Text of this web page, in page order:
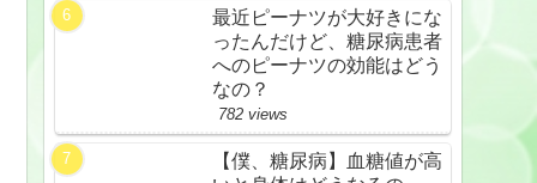
最近ピーナツが大好きにな
ったんだけど、糖尿病患者
へのピーナツの効能はどう
なの？
782 views
【僕、糖尿病】血糖値が高